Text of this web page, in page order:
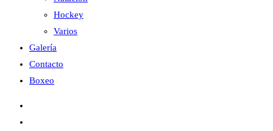
Hockey
Varios
Galería
Contacto
Boxeo